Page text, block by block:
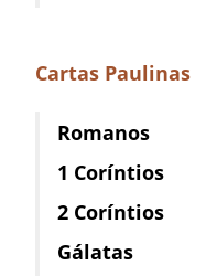
Cartas Paulinas
Romanos
1 Coríntios
2 Coríntios
Gálatas